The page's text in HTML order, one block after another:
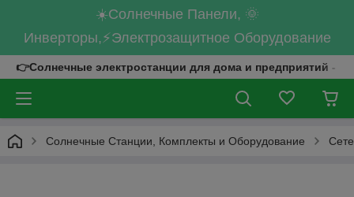
☀️Солнечные Панели, 🌞
Инверторы,⚡Электрозащитное Оборудование
👉Солнечные электростанции для дома и предприятий -
Солнечные Станции, Комплекты и Оборудование